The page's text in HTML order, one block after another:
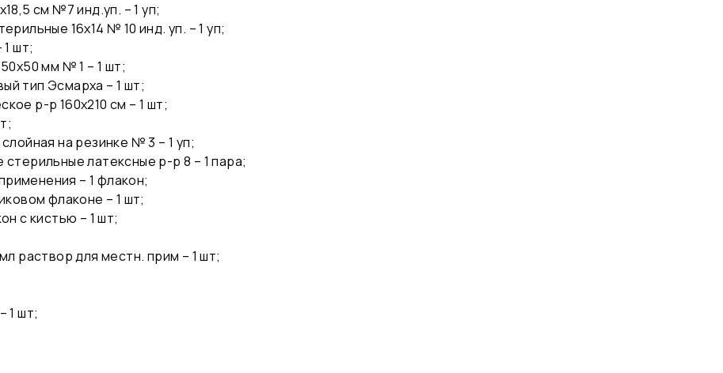
см №7 инд.уп. – 1 уп;
16х14 № 10 инд. уп. – 1 уп;
шт;
мм № 1 – 1 шт;
тип Эсмарха – 1 шт;
р-р 160х210 см – 1 шт;
на резинке № 3 – 1 уп;
латексные р-р 8 – 1 пара;
– 1 флакон;
флаконе – 1 шт;
с кистью – 1 шт;
раствор для местн. прим – 1 шт;
1 шт;